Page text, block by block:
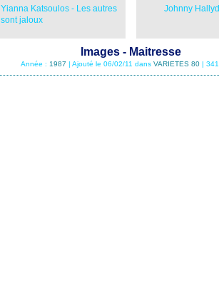
Yianna Katsoulos - Les autres
sont jaloux
Johnny
Images - Maitresse
Année : 1987 | Ajouté le 06/02/11 dans VARIETES 80 |